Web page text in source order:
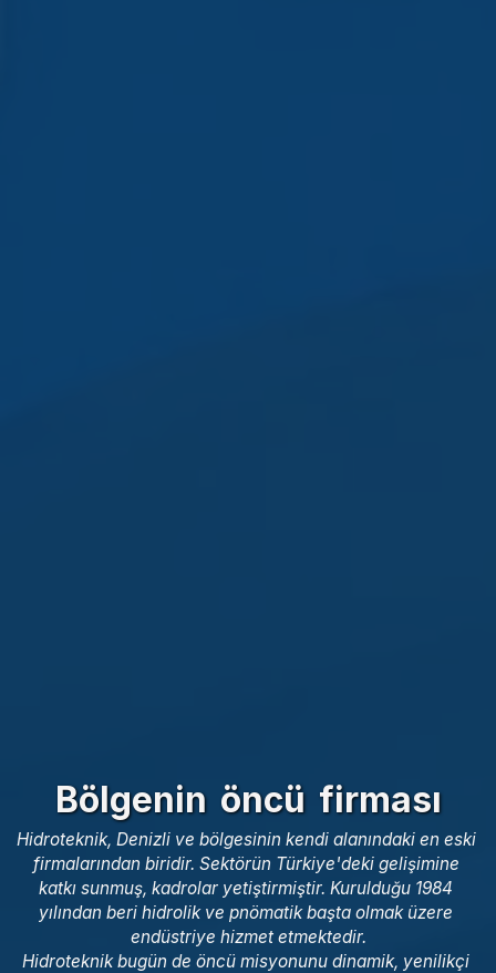
Bölgenin öncü firması
Hidroteknik, Denizli ve bölgesinin kendi alanındaki en eski
firmalarından biridir. Sektörün Türkiye'deki gelişimine
katkı sunmuş, kadrolar yetiştirmiştir. Kurulduğu 1984
yılından beri hidrolik ve pnömatik başta olmak üzere
endüstriye hizmet etmektedir.
Hidroteknik bugün de öncü misyonunu dinamik, yenilikçi